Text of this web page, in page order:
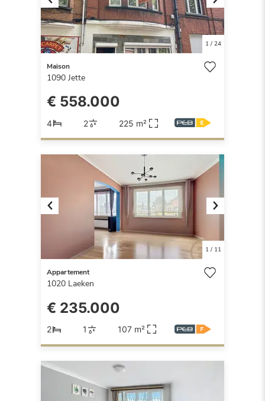
Previous Next
1/ 24
Maison
1090 Jette
€ 558.000
4 2 225 m²
Previous Next
1/ 11
Appartement
1020 Laeken
€ 235.000
2 1 107 m²